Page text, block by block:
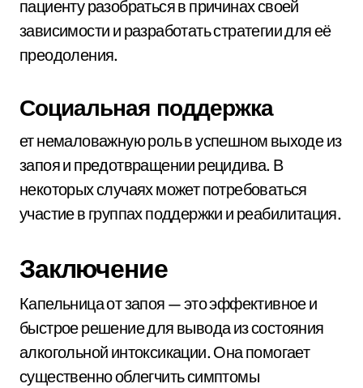
пациенту разобраться в причинах своей
зависимости и разработать стратегии для её
преодоления.
Социальная поддержка
ет немаловажную роль в успешном выходе из
запоя и предотвращении рецидива. В
некоторых случаях может потребоваться
участие в группах поддержки и реабилитация.
Заключение
Капельница от запоя — это эффективное и
быстрое решение для вывода из состояния
алкогольной интоксикации. Она помогает
существенно облегчить симптомы